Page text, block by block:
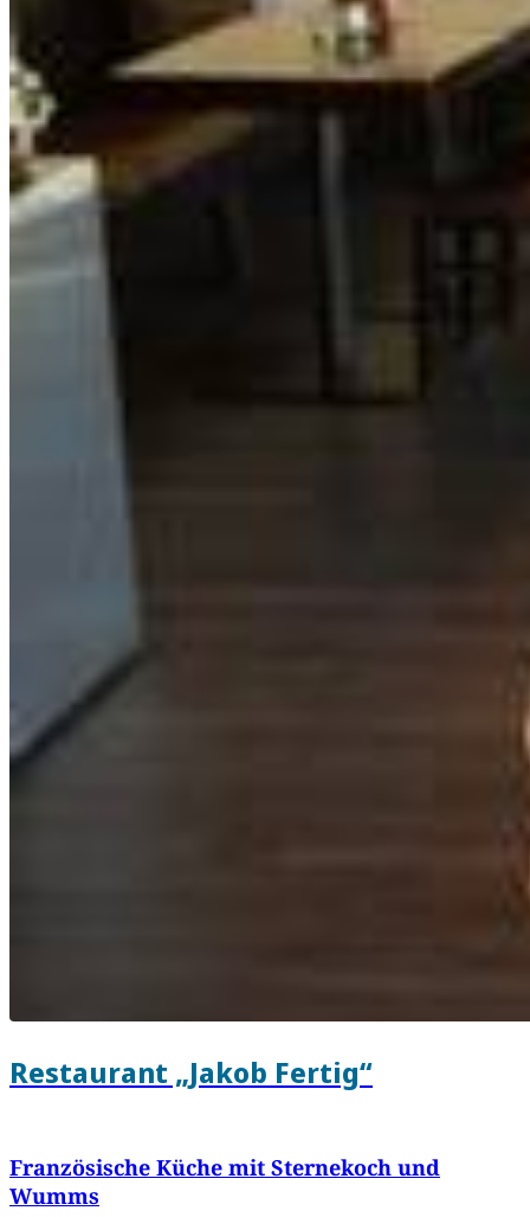
Restaurant „Jakob Fertig“
Französische Küche mit Sternekoch und
Wumms